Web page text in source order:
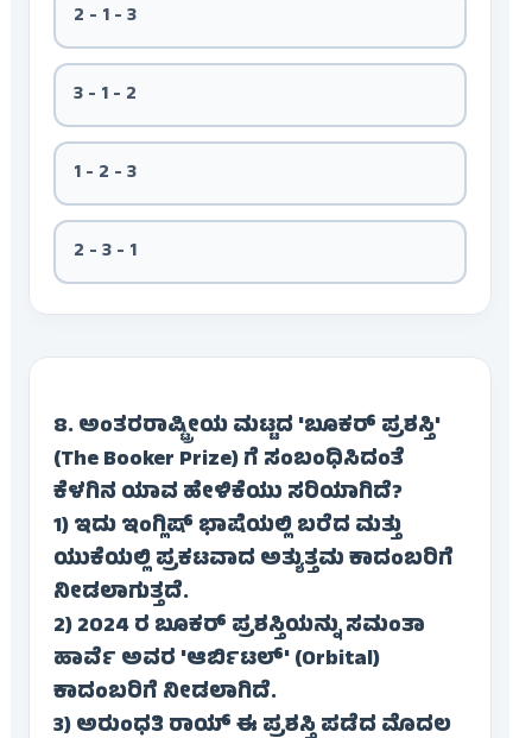
2 - 1 - 3
3 - 1 - 2
1 - 2 - 3
2 - 3 - 1
8. ಅಂತರರಾಷ್ಟ್ರೀಯ ಮಟ್ಟದ 'ಬೂಕರ್ ಪ್ರಶಸ್ತಿ'
(The Booker Prize) ಗೆ ಸಂಬಂಧಿಸಿದಂತೆ
ಕೆಳಗಿನ ಯಾವ ಹೇಳಿಕೆಯು ಸರಿಯಾಗಿದೆ?
1) ಇದು ಇಂಗ್ಲಿಷ್ ಭಾಷೆಯಲ್ಲಿ ಬರೆದ ಮತ್ತು
ಯುಕೆಯಲ್ಲಿ ಪ್ರಕಟವಾದ ಅತ್ಯುತ್ತಮ ಕಾದಂಬರಿಗೆ
ನೀಡಲಾಗುತ್ತದೆ.
2) 2024 ರ ಬೂಕರ್ ಪ್ರಶಸ್ತಿಯನ್ನು ಸಮಂತಾ
ಹಾರ್ವೆ ಅವರ 'ಆರ್ಬಿಟಲ್' (Orbital)
ಕಾದಂಬರಿಗೆ ನೀಡಲಾಗಿದೆ.
3) ಅರುಂಧತಿ ರಾಯ್ ಈ ಪ್ರಶಸ್ತಿ ಪಡೆದ ಮೊದಲ